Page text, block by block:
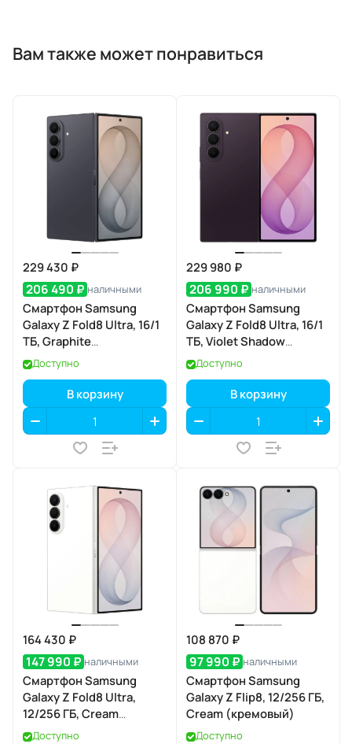
Вам также может понравиться
229 430 ₽
206 490 ₽ наличными
Смартфон Samsung
Galaxy Z Fold8 Ultra, 16/1
ТБ, Graphite
(графитовый)
Доступно
В корзину
229 980 ₽
206 990 ₽ наличными
Смартфон Samsung
Galaxy Z Fold8 Ultra, 16/1
ТБ, Violet Shadow
(фиолетовая тень)
Доступно
В корзину
164 430 ₽
147 990 ₽ наличными
Смартфон Samsung
Galaxy Z Fold8 Ultra,
12/256 ГБ, Cream
(кремовый)
Доступно
108 870 ₽
97 990 ₽ наличными
Смартфон Samsung
Galaxy Z Flip8, 12/256 ГБ,
Cream (кремовый)
Доступно